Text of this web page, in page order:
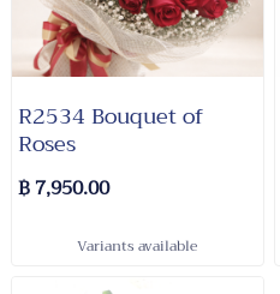
R2534 Bouquet of
Roses
฿ 7,950.00
Variants available